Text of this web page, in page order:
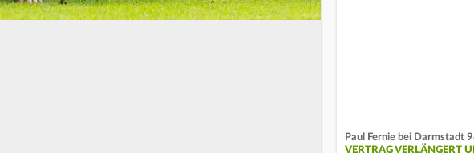
Paul Fernie bei Darmstadt
VERTRAG VERLÄNGERT